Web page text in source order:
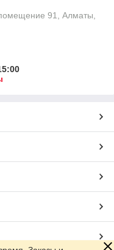
91, Алматы,